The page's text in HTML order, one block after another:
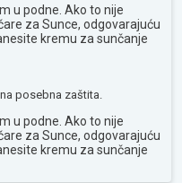
u podne. Ako to nije
za Sunce, odgovarajuću
kremu za sunčanje
posebna zaštita.
u podne. Ako to nije
za Sunce, odgovarajuću
kremu za sunčanje